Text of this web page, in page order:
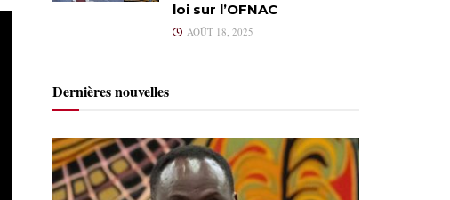
loi sur l’OFNAC
AOÛT 18, 2025
Dernières nouvelles